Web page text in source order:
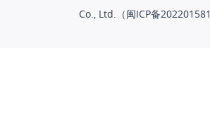
Co., Ltd.（闽ICP备